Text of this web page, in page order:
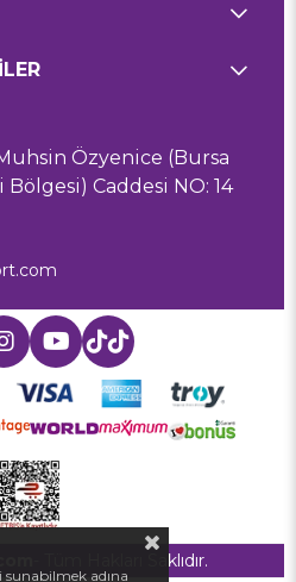
Özyenice (Bursa
Caddesi NO: 14
- Tüm Hakları Saklıdır.
sunabilmek adına